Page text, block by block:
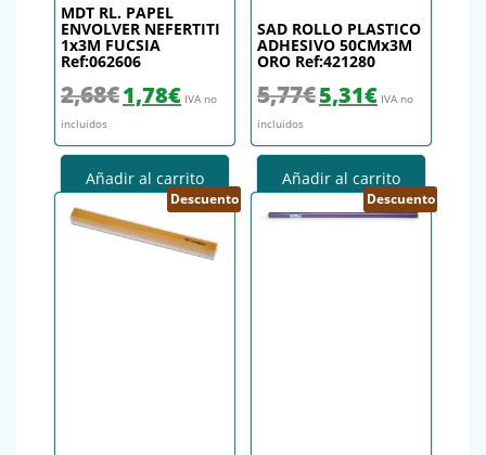
MDT RL. PAPEL
ENVOLVER NEFERTITI
1x3M FUCSIA
Ref:062606
2,68€ El precio original era: 2,68€.
1,78€El precio actual es: 1,78€.
IVA no
incluidos
Añadir al carrito
SAD ROLLO PLASTICO
ADHESIVO 50CMx3M
ORO Ref:421280
5,77€ El precio original era: 5,77€.
5,31€El precio actual
IVA no
incluidos
Añadir al carrito
Descuento Descuento